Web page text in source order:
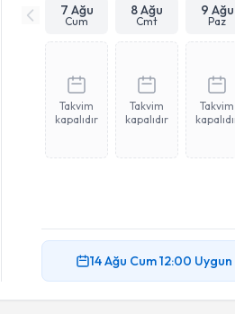
7 Ağu
Cum
8 Ağu
Cmt
9 Ağu
Paz
Takvim
kapalıdır
Takvim
kapalıdır
Takvim
14 Ağu Cum12:00